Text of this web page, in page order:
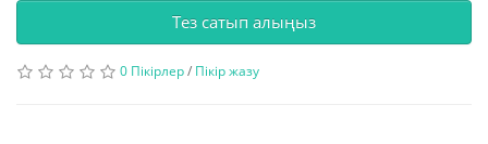
Тез сатып алыңыз
0 Пікірлер/ Пікір жазу